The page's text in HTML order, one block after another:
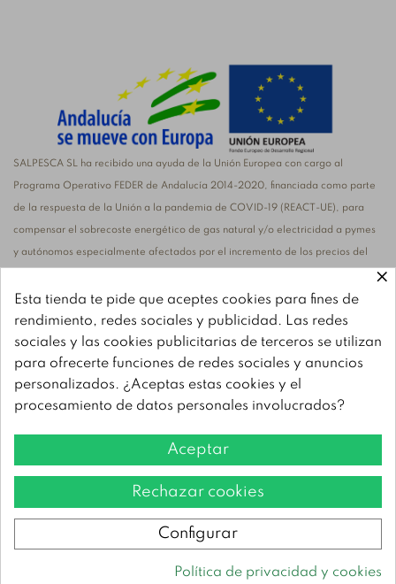
SALPESCA SL ha recibido una ayuda de la Unión Europea con cargo al
Programa Operativo FEDER de Andalucía 2014-2020, financiada como parte
de la respuesta de la Unión a la pandemia de COVID-19 (REACT-UE), para
compensar el sobrecoste energético de gas natural y/o electricidad a pymes
y autónomos especialmente afectados por el incremento de los precios del
agresión de Rusia contra Ucrania
SALPESCA, S.L. ha recibido una ayuda de la Unión Europea con cargo al
Programa FEMPA Andalucía 2021-2027, para la adquisición de nueva
maquinaria para la mejora de procesos productivos. El objetivo principal es la
modernización de las instalaciones para optimizar sus procesos productivos y
mejorar la eficiencia energética de los mismos.
Copyright © 2023 La Chanca
×
Esta tienda te pide que aceptes cookies para fines de
rendimiento, redes sociales y publicidad. Las redes
sociales y las cookies publicitarias de terceros se utilizan
para ofrecerte funciones de redes sociales y anuncios
personalizados. ¿Aceptas estas cookies y el
procesamiento de datos personales involucrados?
Aceptar
Rechazar cookies
Configurar
Política de privacidad y cookies